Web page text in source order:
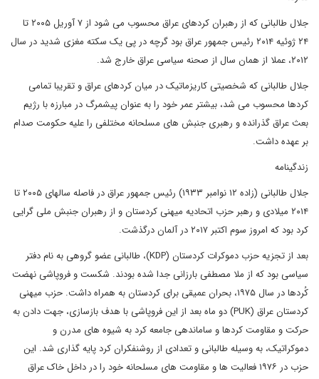
جلال طالبانی که از رهبران کردهای عراق محسوب می شود از ۷ آوریل ۲۰۰۵ تا
۲۴ ژوئیه ۲۰۱۴ رئیس جمهور عراق بود گرچه در پی یک سکته مغزی شدید در سال
۲۰۱۲، عملا از همان سال از صحنه سیاسی عراق خارج شد.
جلال طالبانی که شخصیتی کاریزماتیک در میان کردهای عراق و تقریبا تمامی
کردها محسوب می شد، بیشتر عمر خود را به عنوان پیشمرگ در مبارزه با رژیم
بعث عراق گذرانده و رهبری جنبش های مسلحانه مختلفی را علیه حکومت صدام
بر عهده داشت.
زندگینامه
جلال طالبانی (زاده ۱۲ نوامبر ۱۹۳۳) رئیس جمهور عراق در فاصله سالهای ۲۰۰۵ تا
۲۰۱۴ میلادی و رهبر حزب اتحادیه میهنی کردستان و از رهبران جنبش ملی گرایی
کرد بود که امروز سوم اکتبر ۲۰۱۷ در آلمان درگذشت.
بعد از تجزیه حزب دموکرات کردستان (KDP)، طالبانی عضو گروهی به نام دفتر
سیاسی بود که از ملا مصطفی بارزانی جدا شده بودند. شکست و فروپاشی نهضت
کُردها در سال ۱۹۷۵، بحران عمیقی برای کردستان به همراه داشت. حزب میهنی
کردستان عراق (PUK) دو ماه بعد از این فروپاشی با هدف بازسازی، جهت دادن به
حرکت و مقاومت کردها و ساماندهی جامعه کرد به شیوه های مدرن و
دموکراتیک، به وسیله طالبانی و تعدادی از روشنفکران کرد پایه گذاری شد. این
حزب در ۱۹۷۶ فعالیت ها و مقاومت های مسلحانه خود را در داخل خاک عراق